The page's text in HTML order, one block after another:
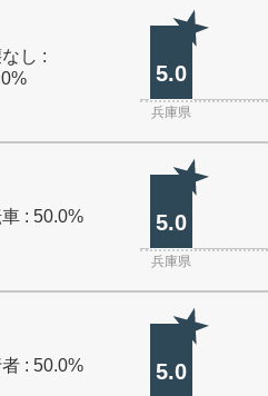
し :
5.0
兵庫県
: 50.0% 5.0
兵庫県
: 50.0% 5.0